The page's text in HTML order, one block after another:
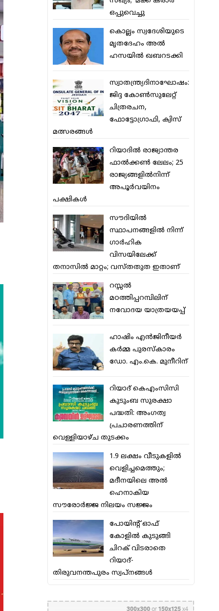
ഒപ്പുവെച്ചു
കൊല്ലം സ്വദേശിയുടെ
മൃതദേഹം അല്‍
ഹസയില്‍ ഖബറടക്കി
സ്വാതന്ത്ര്യദിനാഘോഷം:
ജിദ്ദ കോണ്‍സുലേറ്റ്
ചിത്രരചന,
ഫോട്ടോഗ്രാഫി, ക്വിസ്
മത്സരങ്ങള്‍
റിയാദില്‍ രാജ്യാന്തര
ഫാല്‍ക്കണ്‍ ലേലം; 25
രാജ്യങ്ങളില്‍നിന്ന്
അപൂര്‍വയിനം
പക്ഷികള്‍
സൗദിയില്‍
സ്ഥാപനങ്ങളില്‍ നിന്ന്
ഗാര്‍ഹിക
വിസയിലേക്ക്
തനാസില്‍ മാറ്റം; വസ്തതുത ഇതാണ്
റസ്സല്‍
മഠത്തിപ്പറമ്പിലിന്
നവോദയ യാത്രയയപ്പ്
ഹാഷിം എന്‍ജിനീയര്‍
കര്‍മ്മ പുരസ്‌കാരം
ഡോ. എം.കെ. മുനീറിന്
റിയാദ് കെഎംസിസി
കുടുംബ സുരക്ഷാ
പദ്ധതി: അംഗത്വ
പ്രചാരണത്തിന്
വെള്ളിയാഴ്ച തുടക്കം
1.9 ലക്ഷം വീടുകളില്‍
വെളിച്ചമെത്തും;
മദീനയിലെ അല്‍
ഹെനാകിയ
സൗരോര്‍ജ്ജ നിലയം സജ്ജം
പോയിന്റ് ഓഫ്
കോളില്‍ കുടുങ്ങി
ചിറക് വിടരാതെ
റിയാദ്-
തിരുവനന്തപുരം സ്വപ്നങ്ങള്‍